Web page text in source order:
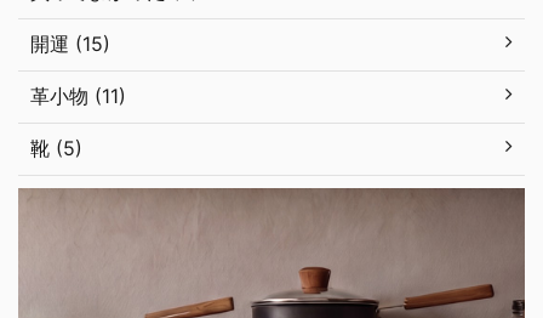
開運 (15)
革小物 (11)
靴 (5)